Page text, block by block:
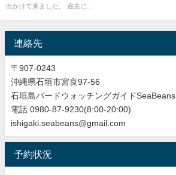
出かけて来ました。 過去に...
連絡先
〒907-0243
沖縄県石垣市宮良97-56
石垣島バードウォッチングガイドSeaBeans
電話 0980-87-9230(8:00-20:00)
ishigaki.seabeans@gmail.com
予約状況